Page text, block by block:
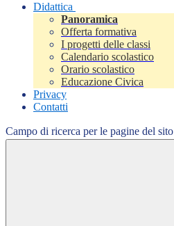
Didattica
Panoramica
Offerta formativa
I progetti delle classi
Calendario scolastico
Orario scolastico
Educazione Civica
Privacy
Contatti
Campo di ricerca per le pagine del sito